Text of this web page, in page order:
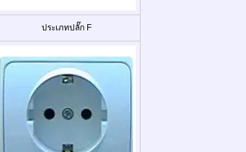
ประเภทปลั๊ก F